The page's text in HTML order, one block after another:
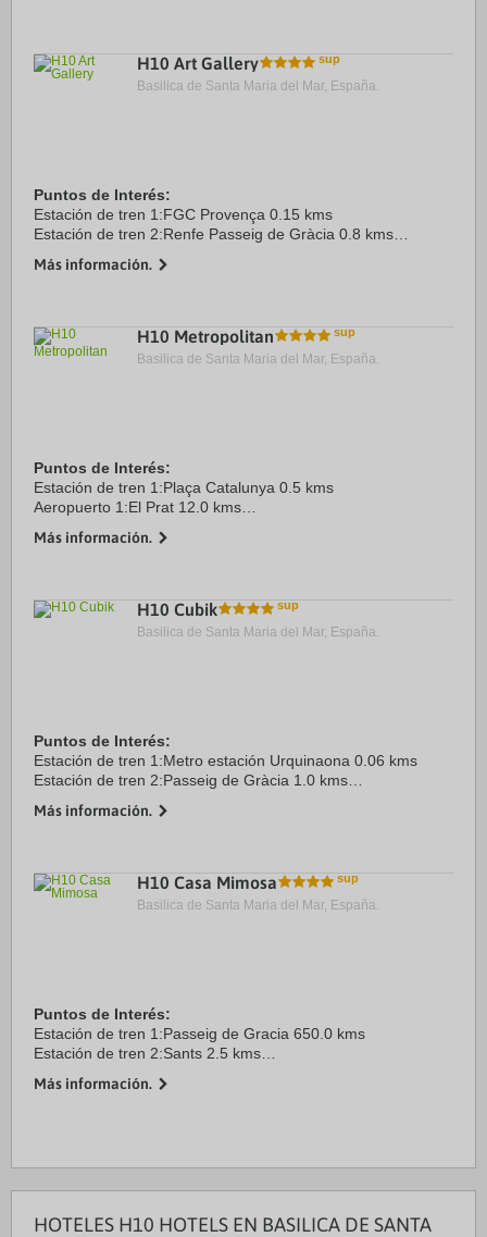
H10 Art Gallery
Basilica de Santa Maria del Mar, España.
Puntos de Interés:
Estación de tren 1:FGC Provença 0.15 kms
Estación de tren 2:Renfe Passeig de Gràcia 0.8 kms
Puerto:Barcelona 4.0 kms
Más información.
H10 Metropolitan
Basilica de Santa Maria del Mar, España.
Puntos de Interés:
Estación de tren 1:Plaça Catalunya 0.5 kms
Aeropuerto 1:El Prat 12.0 kms
Recinto ferial 1:Fira Barcelona 6.0 kms
Más información.
H10 Cubik
Basilica de Santa Maria del Mar, España.
Puntos de Interés:
Estación de tren 1:Metro estación Urquinaona 0.06 kms
Estación de tren 2:Passeig de Gràcia 1.0 kms
Puerto:Port de Barcelona 6.0 kms
Más información.
H10 Casa Mimosa
Basilica de Santa Maria del Mar, España.
Puntos de Interés:
Estación de tren 1:Passeig de Gracia 650.0 kms
Estación de tren 2:Sants 2.5 kms
Puerto:Puerto de Barcelona 3.5 kms
Más información.
HOTELES H10 HOTELS EN BASILICA DE SANTA